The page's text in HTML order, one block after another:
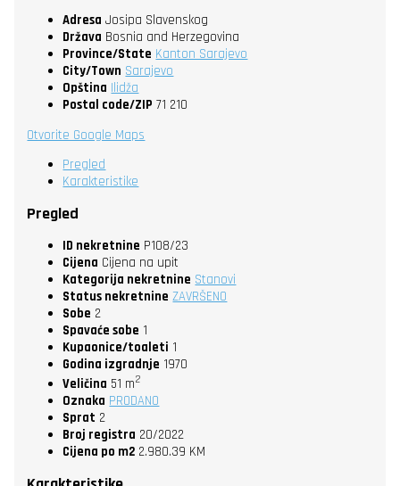
Adresa Josipa Slavenskog
Država Bosnia and Herzegovina
Province/State Kanton Sarajevo
City/Town Sarajevo
Opština Ilidža
Postal code/ZIP 71 210
Otvorite Google Maps
Pregled
Karakteristike
Pregled
ID nekretnine P108/23
Cijena Cijena na upit
Kategorija nekretnine Stanovi
Status nekretnine ZAVRŠENO
Sobe 2
Spavaće sobe 1
Kupaonice/toaleti 1
Godina izgradnje 1970
Veličina 51 m2
Oznaka PRODANO
Sprat 2
Broj registra 20/2022
Cijena po m2 2.980.39 KM